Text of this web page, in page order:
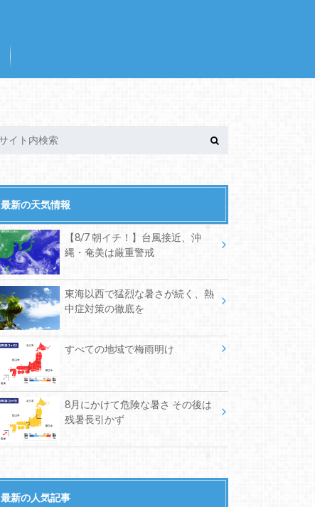
最新の天気情報
【8/7 朝イチ！】台風接近、沖
縄・奄美は厳重警戒
東海以西で猛烈な暑さが続く、熱
中症対策の徹底を
すべての地域で梅雨明け
8月にかけて危険な暑さ その後は
残暑長引かず
最新の人気記事